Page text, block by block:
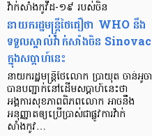
វ៉ាក់សាំងកូវីដ-១៩ របស់ចិន
នាយករដ្ឋមន្ត្រីថៃជឿថា WHO នឹង
ទទួលស្គាល់វ៉ាក់សាំងចិន Sinovac
ក្នុងសប្តាហ៍នេះ
នាយករដ្ឋមន្ត្រីថៃលោក ប្រាយុត ចាន់អូចា
បានបញ្ជាក់នៅដើមសប្តាហ៍នេះថា
អង្គការសុខភាពពិភពលោក អាចនឹង
អនុញ្ញាតឲ្យប្រើប្រាស់ជាផ្លូវការវ៉ាក់
សាំងកូវ…